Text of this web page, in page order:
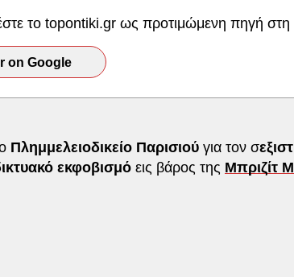
το topontiki.gr ως προτιμώμενη πηγή
on Google
Πλημμελειοδικείο Παρισιού για τον σ
εκφοβισμό εις βάρος της Μπριζίτ